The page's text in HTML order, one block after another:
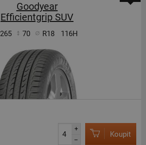
Goodyear
Efficientgrip SUV
265 70 R18 116H
+
–
Koupit